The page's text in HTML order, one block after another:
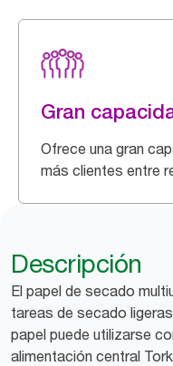
Gran
Ofrece una gran
más clientes entre
Descripción
El papel de secado
tareas de secado
papel puede utilizarse
alimentación central